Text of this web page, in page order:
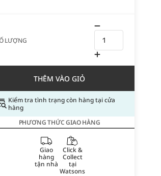
LƯỢNG
THÊM VÀO GIỎ
Kiểm tra tình trạng còn hàng tại cửa
hàng
PHƯƠNG THỨC GIAO HÀNG
Giao
hàng
tận nhà
Click &
Collect
tại
Watsons